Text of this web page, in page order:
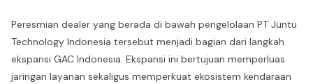
Peresmian dealer yang berada di bawah pengelolaan PT Juntu
Technology Indonesia tersebut menjadi bagian dari langkah
ekspansi GAC Indonesia. Ekspansi ini bertujuan memperluas
jaringan layanan sekaligus memperkuat ekosistem kendaraan